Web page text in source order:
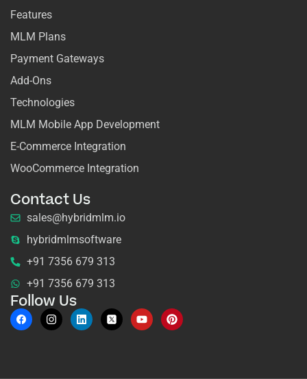
Features
MLM Plans
Payment Gateways
Add-Ons
Technologies
MLM Mobile App Development
E-Commerce Integration
WooCommerce Integration
Contact Us
sales@hybridmlm.io
hybridmlmsoftware
+91 7356 679 313
+91 7356 679 313
Follow Us